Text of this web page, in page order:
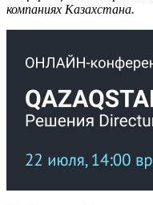
компаниях Казахстана.